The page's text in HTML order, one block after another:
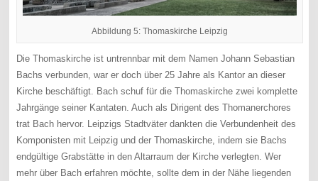
Abbildung 5: Thomaskirche Leipzig
Die Thomaskirche ist untrennbar mit dem Namen Johann Sebastian
Bachs verbunden, war er doch über 25 Jahre als Kantor an dieser
Kirche beschäftigt. Bach schuf für die Thomaskirche zwei komplette
Jahrgänge seiner Kantaten. Auch als Dirigent des Thomanerchores
trat Bach hervor. Leipzigs Stadtväter dankten die Verbundenheit des
Komponisten mit Leipzig und der Thomaskirche, indem sie Bachs
endgültige Grabstätte in den Altarraum der Kirche verlegten. Wer
mehr über Bach erfahren möchte, sollte dem in der Nähe liegenden